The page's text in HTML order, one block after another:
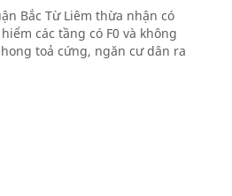
Bắc Từ Liêm thừa nhận có
các tầng có F0 và không
toả cứng, ngăn cư dân ra